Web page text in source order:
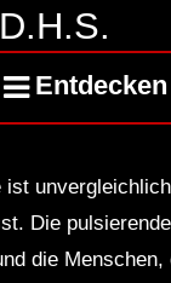
Klock – Berghain
Itoh live @
Berlin 13-
Entdecken
ist
Die
die